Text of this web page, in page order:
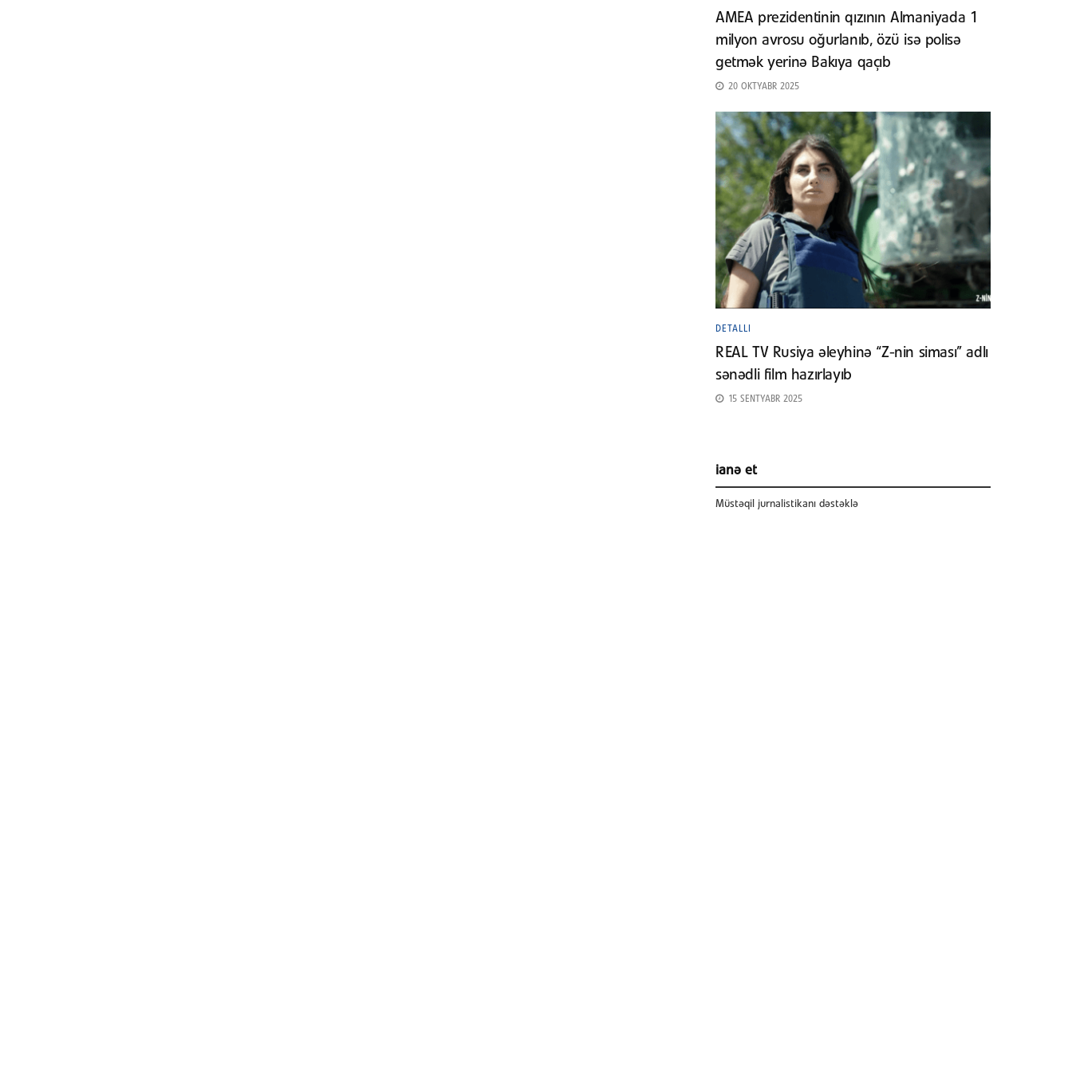
AMEA prezidentinin qızının Almaniyada 1
milyon avrosu oğurlanıb, özü isə polisə
getmək yerinə Bakıya qaçıb
20 OKTYABR 2025
DETALLI
REAL TV Rusiya əleyhinə “Z-nin siması” adlı
sənədli film hazırlayıb
15 SENTYABR 2025
ianə et
Müstəqil jurnalistikanı dəstəklə